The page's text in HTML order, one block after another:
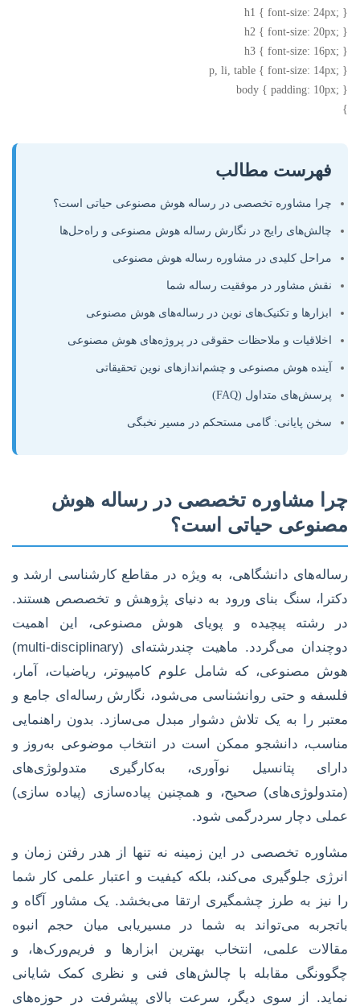
h1 { font-size: 24px; }
h2 { font-size: 20px; }
h3 { font-size: 16px; }
p, li, table { font-size: 14px; }
body { padding: 10px; }
}
فهرست مطالب
چرا مشاوره تخصصی در رساله هوش مصنوعی حیاتی است؟
چالش‌های رایج در نگارش رساله هوش مصنوعی و راه‌حل‌ها
مراحل کلیدی در مشاوره رساله هوش مصنوعی
نقش مشاور در موفقیت رساله شما
ابزارها و تکنیک‌های نوین در رساله‌های هوش مصنوعی
اخلاقیات و ملاحظات حقوقی در پروژه‌های هوش مصنوعی
آینده هوش مصنوعی و چشم‌اندازهای نوین تحقیقاتی
پرسش‌های متداول (FAQ)
سخن پایانی: گامی مستحکم در مسیر نخبگی
چرا مشاوره تخصصی در رساله هوش
مصنوعی حیاتی است؟
رساله‌های دانشگاهی، به ویژه در مقاطع کارشناسی ارشد و
دکترا، سنگ بنای ورود به دنیای پژوهش و تخصصص هستند.
در رشته پیچیده و پویای هوش مصنوعی، این اهمیت
دوچندان می‌گردد. ماهیت چندرشته‌ای (multi-disciplinary)
هوش مصنوعی، که شامل علوم کامپیوتر، ریاضیات، آمار،
فلسفه و حتی روانشناسی می‌شود، نگارش رساله‌ای جامع و
معتبر را به یک تلاش دشوار مبدل می‌سازد. بدون راهنمایی
مناسب، دانشجو ممکن است در انتخاب موضوعی به‌روز و
دارای پتانسیل نوآوری، به‌کارگیری متدولوژی‌های
(متدولوژی‌های) صحیح، و همچنین پیاده‌سازی (پیاده سازی)
عملی دچار سردرگمی شود.
مشاوره تخصصی در این زمینه نه تنها از هدر رفتن زمان و
انرژی جلوگیری می‌کند، بلکه کیفیت و اعتبار علمی کار شما
را نیز به طرز چشمگیری ارتقا می‌بخشد. یک مشاور آگاه و
باتجربه می‌تواند به شما در مسیریابی میان حجم انبوه
مقالات علمی، انتخاب بهترین ابزارها و فریم‌ورک‌ها، و
چگوونگی مقابله با چالش‌های فنی و نظری کمک شایانی
نماید. از سوی دیگر، سرعت بالای پیشرفت در حوزه‌های